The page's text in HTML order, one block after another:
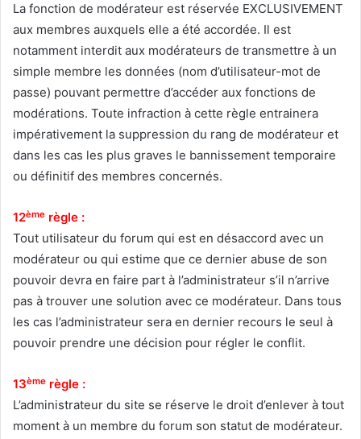
La fonction de modérateur est réservée EXCLUSIVEMENT
aux membres auxquels elle a été accordée. Il est
notamment interdit aux modérateurs de transmettre à un
simple membre les données (nom d’utilisateur-mot de
passe) pouvant permettre d’accéder aux fonctions de
modérations. Toute infraction à cette règle entrainera
impérativement la suppression du rang de modérateur et
dans les cas les plus graves le bannissement temporaire
ou définitif des membres concernés.
12ème règle :
Tout utilisateur du forum qui est en désaccord avec un
modérateur ou qui estime que ce dernier abuse de son
pouvoir devra en faire part à l’administrateur s’il n’arrive
pas à trouver une solution avec ce modérateur. Dans tous
les cas l’administrateur sera en dernier recours le seul à
pouvoir prendre une décision pour régler le conflit.
13ème règle :
L’administrateur du site se réserve le droit d’enlever à tout
moment à un membre du forum son statut de modérateur.